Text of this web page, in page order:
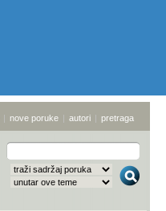
| nove poruke | autori | pretraga